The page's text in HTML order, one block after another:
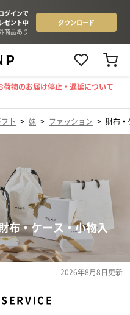
荷物のお届け停止・遅延について
ト > 妹 > ファッション > 財布
布・ケース・小物入
2026年8月8日更新